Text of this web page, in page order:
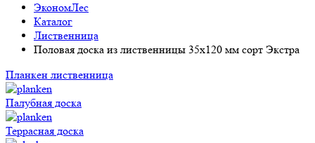
ЭкономЛес
Каталог
Лиственница
Половая доска из лиственницы 35x120 мм сорт Экстра
Планкен лиственница
Палубная доска
Террасная доска